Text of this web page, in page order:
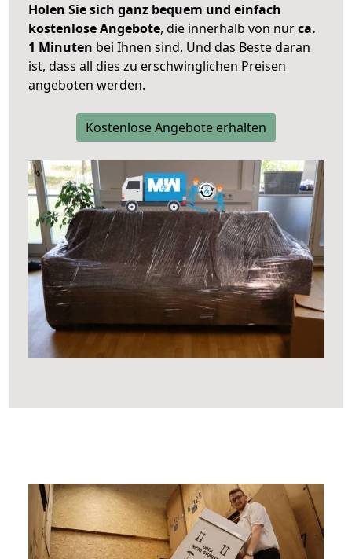
Holen Sie sich ganz bequem und einfach
kostenlose Angebote, die innerhalb von nurca.
1 Minuten bei Ihnen sind. Und das Beste daran
ist, dass all dies zu erschwinglichen Preisen
angeboten werden.
Kostenlose Angebote erhalten